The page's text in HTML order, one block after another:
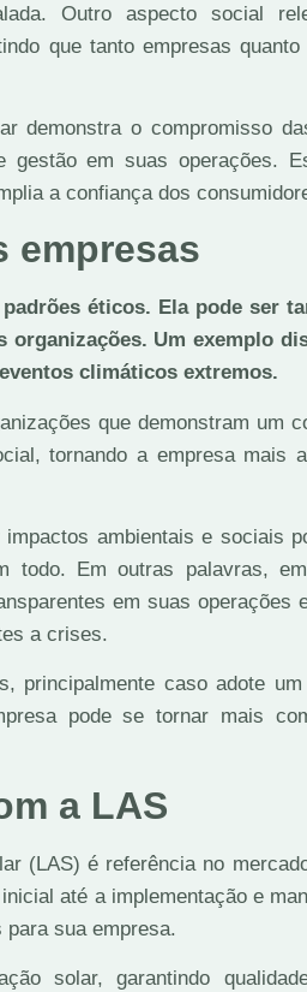
Outro aspecto social
que tanto empresas quanto
demonstra o compromisso
gestão em suas operações.
a confiança dos
empresas
éticos. Ela pode ser
organizações. Um exemplo
climáticos extremos.
que demonstram um
tornando a empresa mais
ambientais e sociais
todo. Em outras palavras,
em suas operações
a crises.
principalmente caso adote
pode se tornar mais
a LAS
(LAS) é referência no
até a implementação e
sua empresa.
solar, garantindo